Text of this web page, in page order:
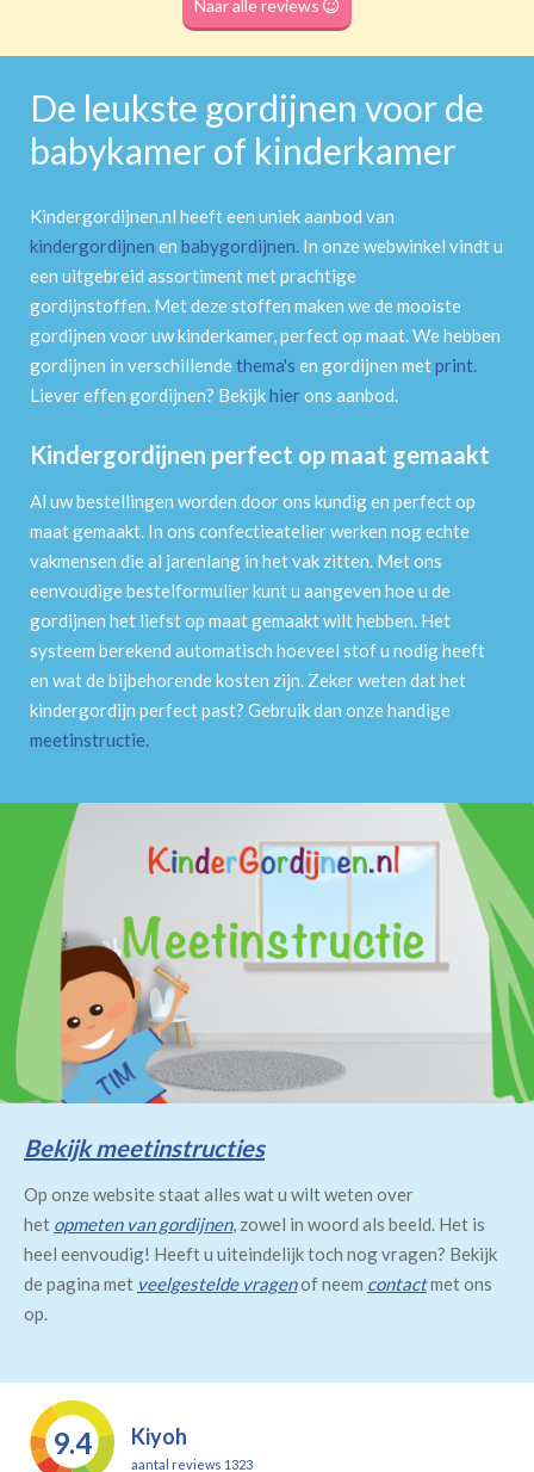
Naar alle reviews
De leukste gordijnen voor de
babykamer of kinderkamer
Kindergordijnen.nl heeft een uniek aanbod van
kindergordijnen en babygordijnen. In onze webwinkel vindt u
een uitgebreid assortiment met prachtige
gordijnstoffen. Met deze stoffen maken we de mooiste
gordijnen voor uw kinderkamer, perfect op maat. We hebben
gordijnen in verschillendethema's en gordijnen metprint.
Liever effen gordijnen? Bekijkhierons aanbod.
Kindergordijnen perfect op maat gemaakt
Al uw bestellingen worden door ons kundig en perfect op
maat gemaakt. In ons confectieatelier werken nog echte
vakmensen die al jarenlang in het vak zitten. Met ons
eenvoudige bestelformulier kunt u aangeven hoe u de
gordijnen het liefst op maat gemaakt wilt hebben. Het
systeem berekend automatisch hoeveel stof u nodig heeft
en wat de bijbehorende kosten zijn. Zeker weten dat het
kindergordijn perfect past? Gebruik dan onze handige
meetinstructie.
Bekijk meetinstructies
Op onze website staat alles wat u wilt weten over
het opmeten van gordijnen, zowel in woord als beeld. Het is
heel eenvoudig! Heeft u uiteindelijk toch nog vragen? Bekijk
de pagina met veelgestelde vragenof neem contactmet ons
op.
9.4 Kiyoh
aantal reviews 1323